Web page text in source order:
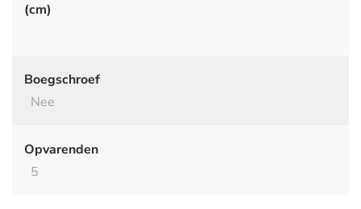
(cm)
Boegschroef
Nee
Opvarenden
5